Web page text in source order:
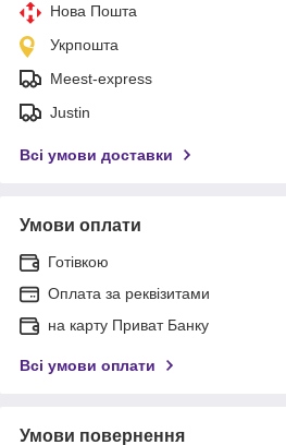
Нова Пошта
Укрпошта
Meest-express
Justin
Всі умови доставки
Умови оплати
Готівкою
Оплата за реквізитами
на карту Приват Банку
Всі умови оплати
Умови повернення